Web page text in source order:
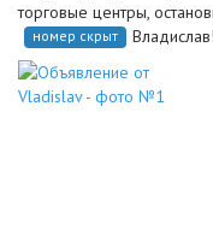
торговые центры,
номер скрыт Владислав!